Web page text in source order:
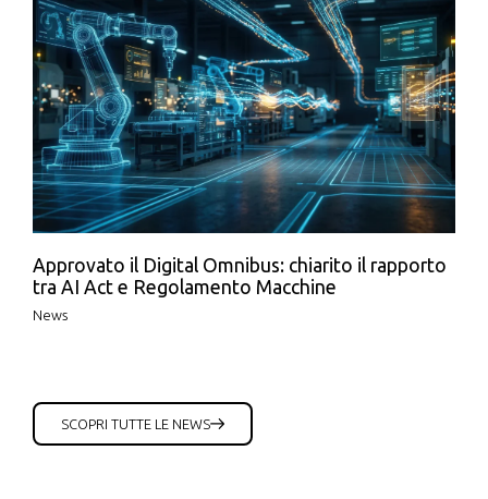
Approvato il Digital Omnibus: chiarito il rapporto
tra AI Act e Regolamento Macchine
News
SCOPRI TUTTE LE NEWS